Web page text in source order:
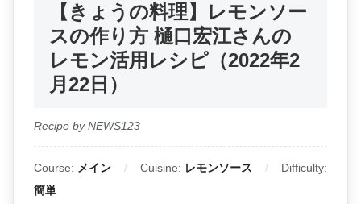
【きょうの料理】レモンソー
スの作り方 樋口宏江さんの
レモン活用レシピ（2022年2
月22日）
Recipe by NEWS123
Course: メイン Cuisine: レモンソース
Difficulty:
簡単